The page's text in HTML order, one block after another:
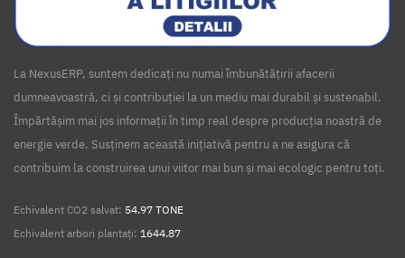
La NexusERP, suntem dedicați nu numai îmbunătățirii afacerii
dumneavoastră, ci și contribuției la un mediu mai durabil și sustenabil.
Împărtășim mai jos informații în timp real despre producția noastră de
energie verde. Susținem această inițiativă pentru a ne asigura că
contribuim la construirea unui viitor mai bun și mai ecologic pentru toți.
Echivalent CO2 salvat: 54.97 TONE
Echivalent arbori plantați: 1644.87